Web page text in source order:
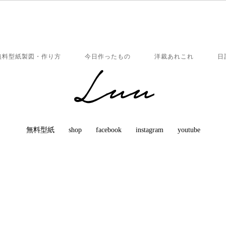
料型紙製図・作り方 今日作ったもの 洋裁あれこれ 日
無料型紙 shop facebook instagram youtube